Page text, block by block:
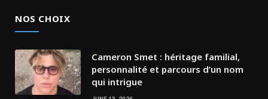
NOS CHOIX
Cameron Smet : héritage familial,
personnalité et parcours d’un nom
qui intrigue